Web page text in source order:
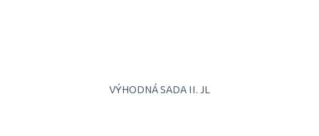
VÝHODNÁ SADA II. JL